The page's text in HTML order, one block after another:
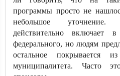
программы просто не
небольшое
действительно включает
федерального, но людям
остальное покрывается
муниципалитета. Часто